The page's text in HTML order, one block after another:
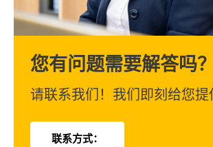
您有问题需要解答吗？
请联系我们！我们即刻给您提
联系方式：